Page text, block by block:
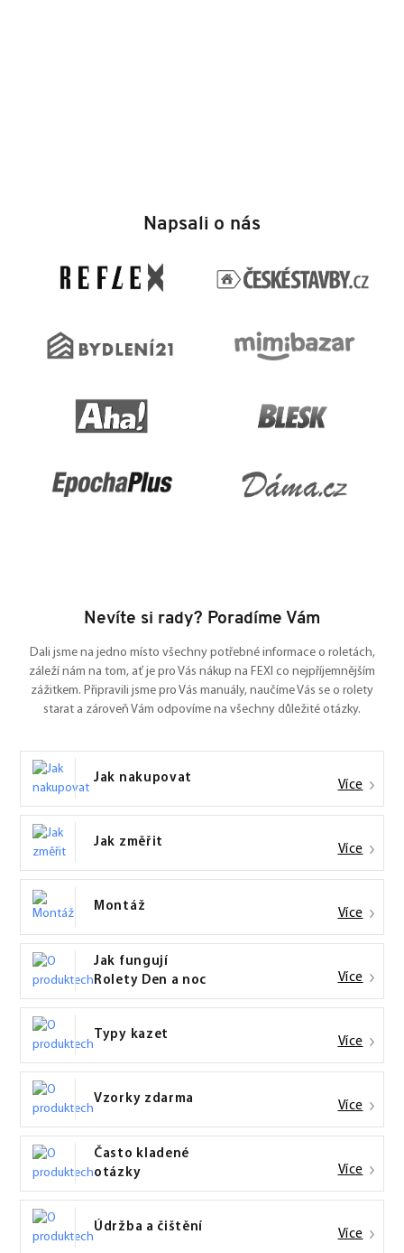
Napsali o nás
Nevíte si rady? Poradíme Vám
Dali jsme na jedno místo všechny potřebné informace o roletách,
záleží nám na tom, ať je pro Vás nákup na FEXI co nejpříjemnějším
zážitkem. Připravili jsme pro Vás manuály, naučíme Vás se o rolety
starat a zároveň Vám odpovíme na všechny důležité otázky.
Jak nakupovat Více
Jak změřit Více
Montáž Více
Jak fungují
Rolety Den a noc
Více
Typy kazet Více
Vzorky zdarma Více
Často kladené
otázky
Více
Údržba a čištění Více